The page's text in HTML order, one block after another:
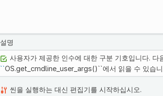
설명
사용자가 제공한 인수에 대한 구분 기호입니다.
``OS.get_cmdline_user_args()``에서 읽을 수 있습
씬을 실행하는 대신 편집기를 시작하십시오.